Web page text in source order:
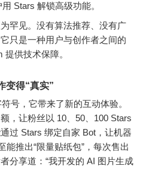
Stars 解锁高级功能。
罕见。没有算法推荐、没有广
只是一种用户与创作者之间的
供技术保障。
变得“真实”
号，它带来了新的互动体验。
，让粉丝以 10、50、100 Stars
过 Stars 绑定自家 Bot，让机器
能推出“限量贴纸包”，每次售出
分享道：“我开发的 AI 图片生成